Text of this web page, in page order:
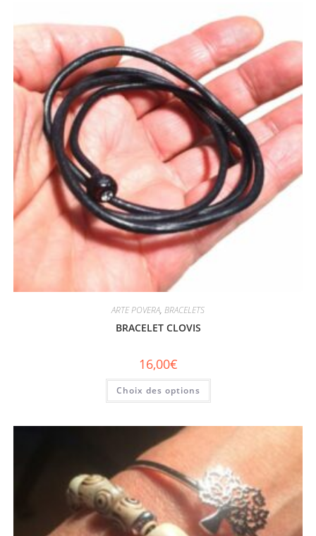
ARTE POVERA, BRACELETS
BRACELET CLOVIS
16,00€
Choix des options